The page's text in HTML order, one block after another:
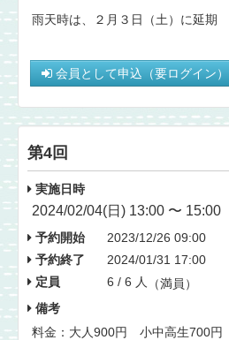
雨天時は、２月３日（土）に延期
会員として申込（要ログイン）
第4回
実施日時
2024/02/04(日) 13:00 〜 15:00
予約開始
2023/12/26 09:00
予約終了
2024/01/31 17:00
定員
6 / 6 人
（満員）
備考
料金：大人900円 小中高生700円